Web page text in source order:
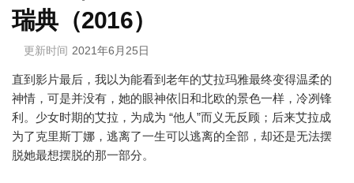
瑞典（2016）
更新时间 2021年6月25日
直到影片最后，我以为能看到老年的艾拉玛雅最终变得温柔的
神情，可是并没有，她的眼神依旧和北欧的景色一样，冷冽锋
利。少女时期的艾拉，为成为 “他人”而义无反顾；后来艾拉成
为了克里斯丁娜，逃离了一生可以逃离的全部，却还是无法摆
脱她最想摆脱的那一部分。